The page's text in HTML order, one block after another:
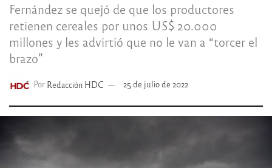
Fernández se quejó de que los productores
retienen cereales por unos US$ 20.000
millones y les advirtió que no le van a “torcer el
brazo”
Por Redacción HDC 25 de julio de 2022